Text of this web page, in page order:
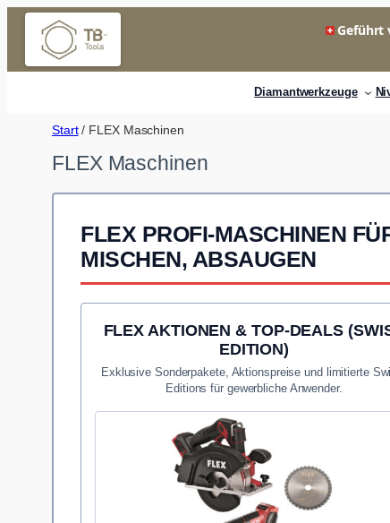
Zum
springen
Geführt
Diamantwerkzeuge
Start/ FLEX Maschinen
FLEX Maschinen
FLEX PROFI-MASCHINEN
MISCHEN, ABSAUGEN
FLEX AKTIONEN & TOP-DEALS
EDITION)
Exklusive Sonderpakete, Aktionspreise und limitierte
Editions für gewerbliche Anwender.